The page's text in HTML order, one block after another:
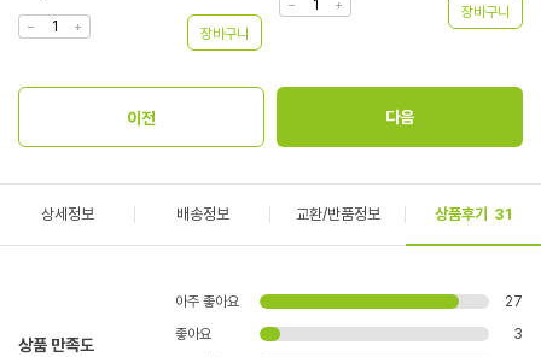
상세정보 배송정보 교환/반품정보 상품후기 31
상품 만족도
아주 좋아요
27
좋아요
3